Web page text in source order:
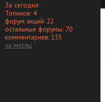
За сегодня
Топиков: 4
форум акций: 22
остальные форумы: 70
комментариев: 155
за месяц